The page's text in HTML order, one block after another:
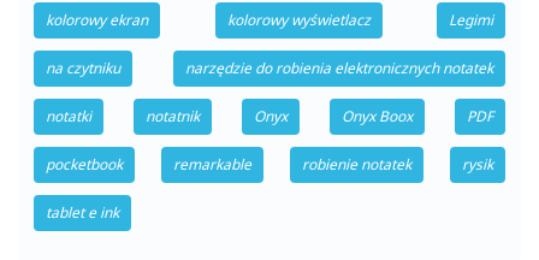
kolorowy ekran kolorowy wyświetlacz Legimi
na czytniku narzędzie do robienia elektronicznych notatek
notatki notatnik Onyx Onyx Boox PDF
pocketbook remarkable robienie notatek rysik
tablet e ink